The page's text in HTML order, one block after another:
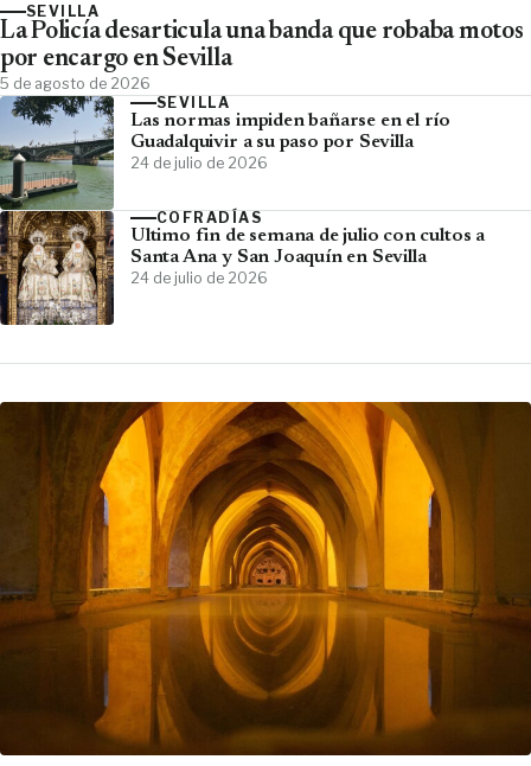
SEVILLA
La Policía desarticula una banda que robaba motos
por encargo en Sevilla
5 de agosto de 2026
SEVILLA
Las normas impiden bañarse en el río
Guadalquivir a su paso por Sevilla
24 de julio de 2026
COFRADÍAS
Ultimo fin de semana de julio con cultos a
Santa Ana y San Joaquín en Sevilla
24 de julio de 2026